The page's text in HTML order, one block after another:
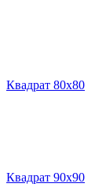
Квадрат 80х80
Квадрат 90х90